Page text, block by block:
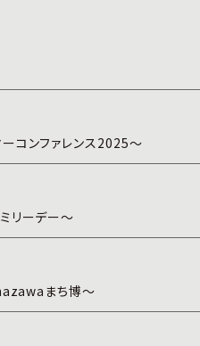
コンファレンス2025～
リーデー～
まち博～